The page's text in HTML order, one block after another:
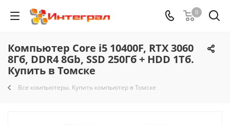
0
Компьютер Core i5 10400F, RTX 3060
8Гб, DDR4 8Gb, SSD 250Гб + HDD 1Тб.
Купить в Томске
Все компьютеры. Купить компьютер в Томске